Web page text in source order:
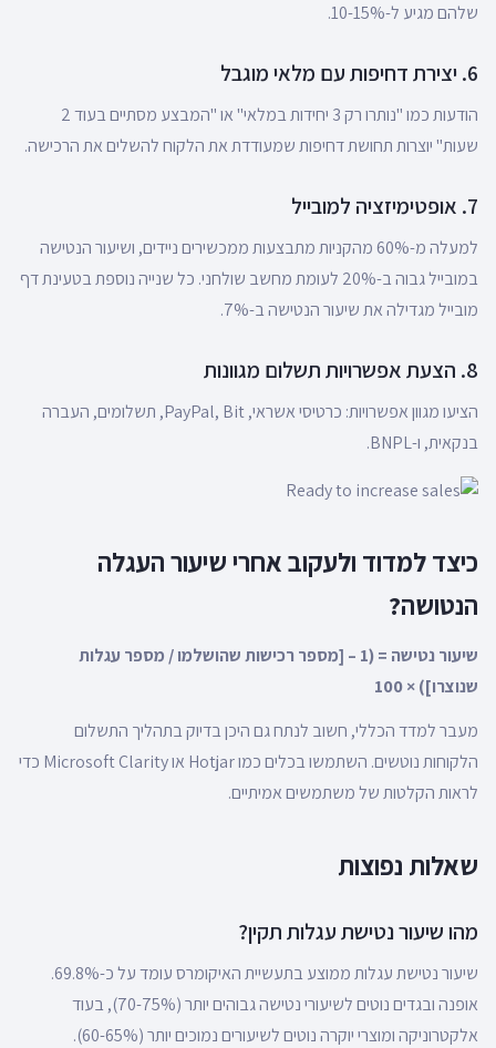
שלהם מגיע ל-10-15%.
6. יצירת דחיפות עם מלאי מוגבל
הודעות כמו "נותרו רק 3 יחידות במלאי" או "המבצע מסתיים בעוד 2
שעות" יוצרות תחושת דחיפות שמעודדת את הלקוח להשלים את הרכישה.
7. אופטימיזציה למובייל
למעלה מ-60% מהקניות מתבצעות ממכשירים ניידים, ושיעור הנטישה
במובייל גבוה ב-20% לעומת מחשב שולחני. כל שנייה נוספת בטעינת דף
מובייל מגדילה את שיעור הנטישה ב-7%.
8. הצעת אפשרויות תשלום מגוונות
הציעו מגוון אפשרויות: כרטיסי אשראי, PayPal, Bit, תשלומים, העברה
בנקאית, ו-BNPL.
כיצד למדוד ולעקוב אחרי שיעור העגלה
הנטושה?
שיעור נטישה = (1 – [מספר רכישות שהושלמו / מספר עגלות
שנוצרו]) × 100
מעבר למדד הכללי, חשוב לנתח גם היכן בדיוק בתהליך התשלום
הלקוחות נוטשים. השתמשו בכלים כמו Hotjar או Microsoft Clarity כדי
לראות הקלטות של משתמשים אמיתיים.
שאלות נפוצות
מהו שיעור נטישת עגלות תקין?
שיעור נטישת עגלות ממוצע בתעשיית האיקומרס עומד על כ-69.8%.
אופנה ובגדים נוטים לשיעורי נטישה גבוהים יותר (70-75%), בעוד
אלקטרוניקה ומוצרי יוקרה נוטים לשיעורים נמוכים יותר (60-65%).